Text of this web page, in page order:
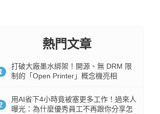
熱門文章
打破大廠墨水綁架！開源、無 DRM 限
制的「Open Printer」概念機亮相
用AI省下4小時竟被塞更多工作！過來人
曝光：為什麼優秀員工不再跟你分享怎